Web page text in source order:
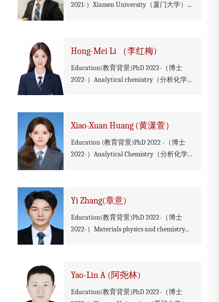
2021-）Xiamen University（厦门大学）...
Hong-Mei Li （李红梅)
Education(教育背景)PhD 2022-（博士
2022-）Analytical chemistry（分析化学...
Xiao-Xuan Huang (黄潇萱）
Education (教育背景)PhD 2022 -（博士
2022-）Analytical Chemistry（分析化学...
Yi Zhang(章意)
Education(教育背景)PhD 2022-（博士
2022-）Materials physics and chemistry...
Yao-Lin A (阿尧林)
Education(教育背景)PhD 2022-（博士